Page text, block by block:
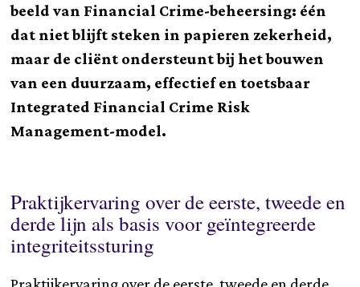
beeld van Financial Crime-beheersing: één
dat niet blijft steken in papieren zekerheid,
maar de cliënt ondersteunt bij het bouwen
van een duurzaam, effectief en toetsbaar
Integrated Financial Crime Risk
Management-model.
Praktijkervaring over de eerste, tweede en
derde lijn als basis voor geïntegreerde
integriteitssturing